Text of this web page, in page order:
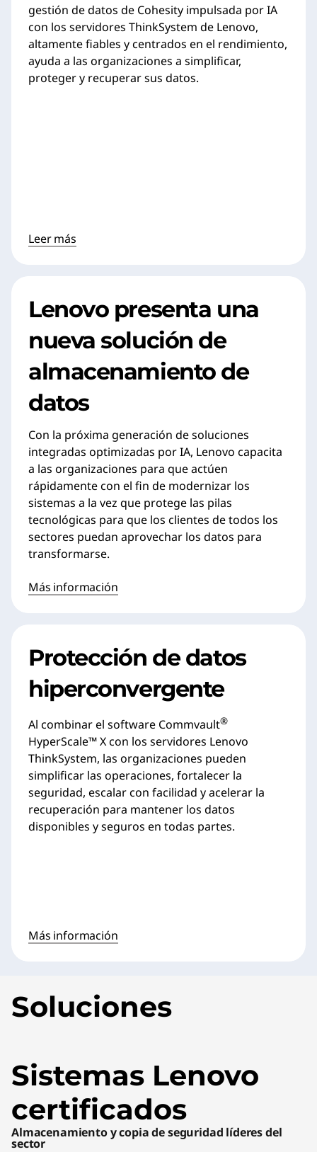
gestión de datos de Cohesity impulsada por IA
con los servidores ThinkSystem de Lenovo,
altamente fiables y centrados en el rendimiento,
ayuda a las organizaciones a simplificar,
proteger y recuperar sus datos.
Leer más
Lenovo presenta una
nueva solución de
almacenamiento de
datos
Con la próxima generación de soluciones
integradas optimizadas por IA, Lenovo capacita
a las organizaciones para que actúen
rápidamente con el fin de modernizar los
sistemas a la vez que protege las pilas
tecnológicas para que los clientes de todos los
sectores puedan aprovechar los datos para
transformarse.
Más información
Protección de datos
hiperconvergente
Al combinar el software Commvault®
HyperScale™ X con los servidores Lenovo
ThinkSystem, las organizaciones pueden
simplificar las operaciones, fortalecer la
seguridad, escalar con facilidad y acelerar la
recuperación para mantener los datos
disponibles y seguros en todas partes.
Más información
Soluciones
Sistemas Lenovo
certificados
Almacenamiento y copia de seguridad líderes del
sector